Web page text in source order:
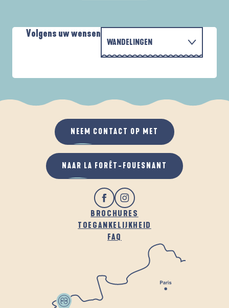
Volgens uw wensen
WANDELINGEN
ALS HET REGENT
IN DE FRISSE LUCHT
BROCHURES
TOEGANKELIJKHEID
FAQ
NEEM CONTACT OP MET
NAAR LA FORÊT-FOUESNANT